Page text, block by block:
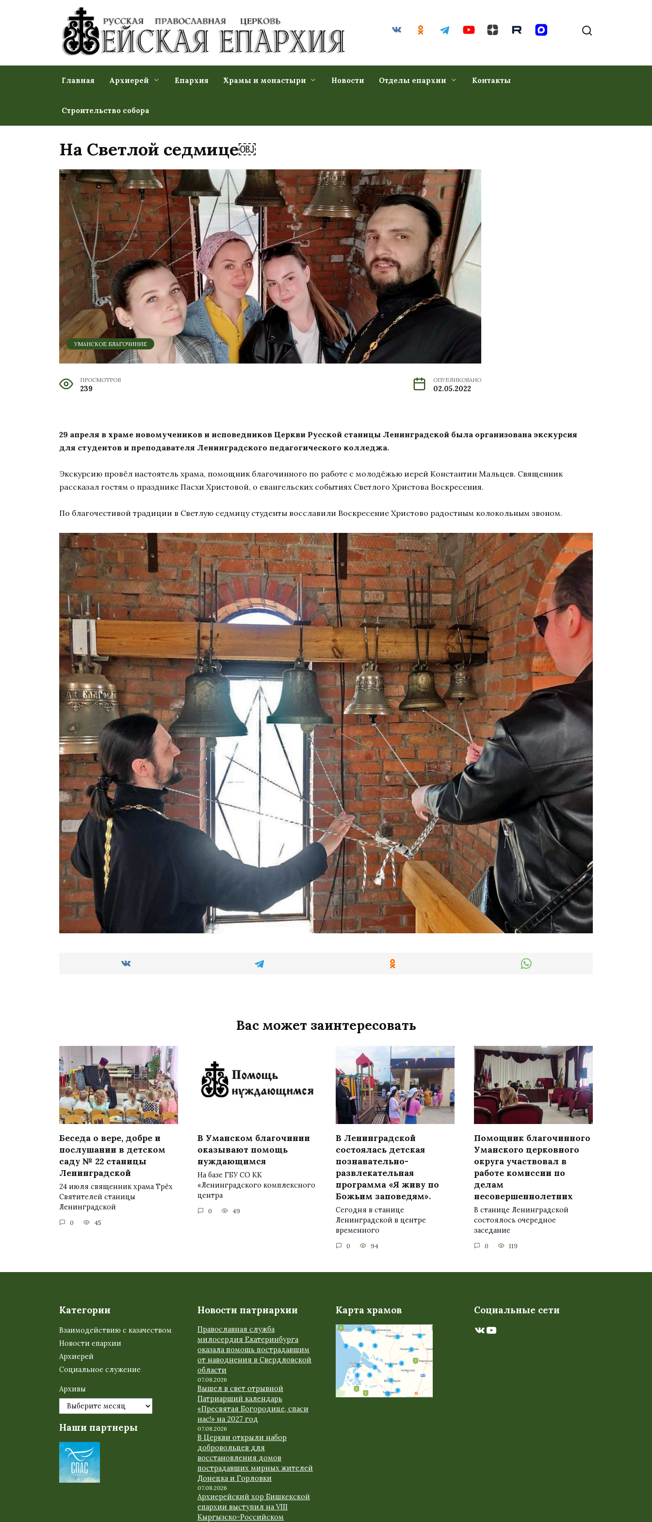
Главная Архиерей Епархия Храмы и монастыри Новости Отделы епархии Контакты
Строительство собора
На Светлой седмице￼
УМАНСКОЕ БЛАГОЧИНИЕ
ПРОСМОТРОВ
239
ОПУБЛИКОВАНО
02.05.2022
29 апреля в храме новомучеников и исповедников Церкви Русской станицы Ленинградской была организована экскурсия
для студентов и преподавателя Ленинградского педагогического колледжа.
Экскурсию провёл настоятель храма, помощник благочинного по работе с молодёжью иерей Константин Мальцев. Священник
рассказал гостям о празднике Пасхи Христовой, о евангельских событиях Светлого Христова Воскресения.
По благочестивой традиции в Светлую седмицу студенты восславили Воскресение Христово радостным колокольным звоном.
Вас может заинтересовать
Беседа о вере, добре и
послушании в детском
саду № 22 станицы
Ленинградской
24 июля священник храма Трёх
Святителей станицы
Ленинградской
0 45
В Уманском благочинии
оказывают помощь
нуждающимся
На базе ГБУ СО КК
«Ленинградского комплексного
центра
0 49
В Ленинградской
состоялась детская
познавательно-
развлекательная
программа «Я живу по
Божьим заповедям».
Сегодня в станице
Ленинградской в центре
временного
0 94
Помощник благочинного
Уманского церковного
округа участвовал в
работе комиссии по
делам
несовершеннолетних
В станице Ленинградской
состоялось очередное
заседание
0 119
Категории
Взаимодействию с казачеством
Новости епархии
Архиерей
Социальное служение
Архивы
Наши партнеры
Новости патриархии
Православная служба
милосердия Екатеринбурга
оказала помощь пострадавшим
от наводнения в Свердловской
области
07.08.2026
Вышел в свет отрывной
Патриарший календарь
«Пресвятая Богородице, спаси
нас!» на 2027 год
07.08.2026
В Церкви открыли набор
добровольцев для
восстановления домов
пострадавших мирных жителей
Донецка и Горловки
07.08.2026
Архиерейский хор Бишкекской
епархии выступил на VIII
Кыргызско-Российском
Карта храмов Социальные сети
ВКонтакте
YouTube